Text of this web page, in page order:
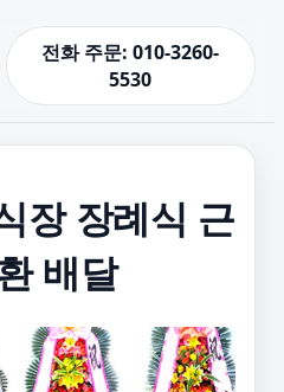
전화 주문: 010-3260-
5530
장 장례식 근
배달